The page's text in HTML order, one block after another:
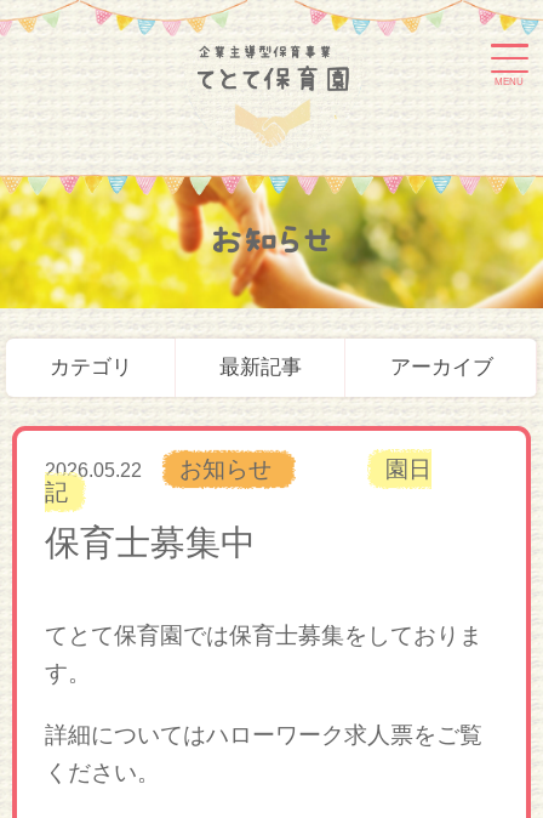
MENU
お知らせ
カテゴリ 最新記事 アーカイブ
2026.05.22 お知らせ
園日
記
保育士募集中
てとて保育園では保育士募集をしておりま
す。
詳細についてはハローワーク求人票をご覧
ください。